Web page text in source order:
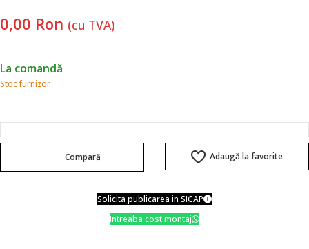
0,00 Ron (cu TVA)
La comandă
Stoc furnizor
Compară Adaugă la favorite
Solicita publicarea in SICAP
Intreaba cost montaj